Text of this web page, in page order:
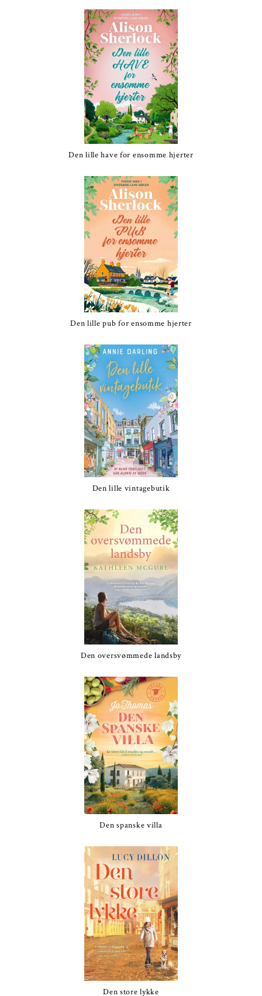
Den lille have for ensomme hjerter
Den lille pub for ensomme hjerter
Den lille vintagebutik
Den oversvømmede landsby
Den spanske villa
Den store lykke